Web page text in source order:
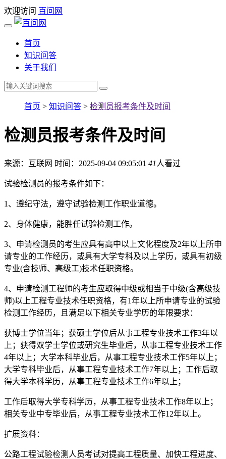
欢迎访问 百问网
首页
知识问答
关于我们
首页 > 知识问答 > 检测员报考条件及时间
检测员报考条件及时间
来源：互联网 时间：2025-09-04 09:05:01 41 人看过
试验检测员的报考条件如下：
1、遵纪守法，遵守试验检测工作职业道德。
2、身体健康，能胜任试验检测工作。
3、申请检测员的考生应具有高中以上文化程度及2年以上所申
请专业的工作经历，或具有大学专科及以上学历，或具有初级
专业(含技师、高级工)技术任职资格。
4、申请检测工程师的考生应取得中级或相当于中级(含高级技
师)以上工程专业技术任职资格，有1年以上所申请专业的试验
检测工作经历，且满足以下相关专业学历的年限要求：
获博士学位当年；获硕士学位后从事工程专业技术工作3年以
上；获得双学士学位或研究生毕业后，从事工程专业技术工作
4年以上；大学本科毕业后，从事工程专业技术工作5年以上；
大学专科毕业后，从事工程专业技术工作7年以上；工作后取
得大学本科学历，从事工程专业技术工作6年以上；
工作后取得大学专科学历，从事工程专业技术工作8年以上；
相关专业中专毕业后，从事工程专业技术工作12年以上。
扩展资料：
公路工程试验检测人员考试对提高工程质量、加快工程进度、